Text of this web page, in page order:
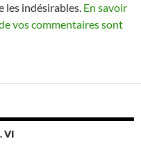
les indésirables. En savoir
vos commentaires sont
VI